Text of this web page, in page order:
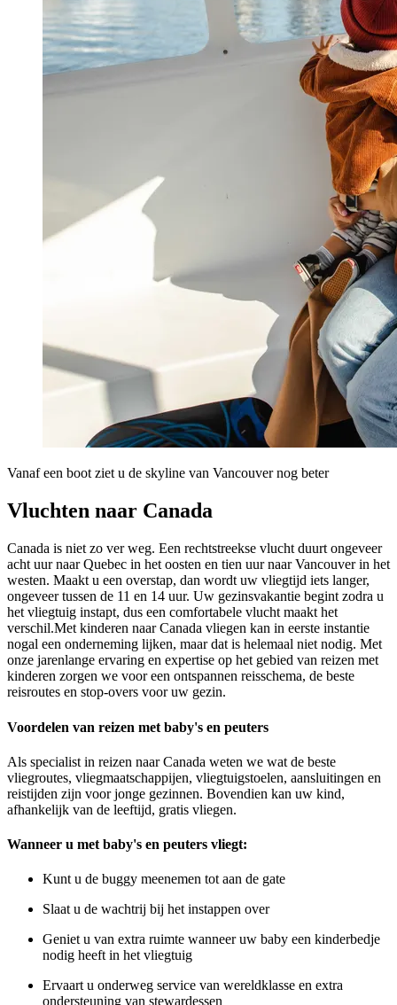
Vanaf een boot ziet u de skyline van Vancouver nog beter
Vluchten naar Canada
Canada is niet zo ver weg. Een rechtstreekse vlucht duurt ongeveer
acht uur naar Quebec in het oosten en tien uur naar Vancouver in het
westen. Maakt u een overstap, dan wordt uw vliegtijd iets langer,
ongeveer tussen de 11 en 14 uur. Uw gezinsvakantie begint zodra u
het vliegtuig instapt, dus een comfortabele vlucht maakt het
verschil.Met kinderen naar Canada vliegen kan in eerste instantie
nogal een onderneming lijken, maar dat is helemaal niet nodig. Met
onze jarenlange ervaring en expertise op het gebied van reizen met
kinderen zorgen we voor een ontspannen reisschema, de beste
reisroutes en stop-overs voor uw gezin.
Voordelen van reizen met baby's en peuters
Als specialist in reizen naar Canada weten we wat de beste
vliegroutes, vliegmaatschappijen, vliegtuigstoelen, aansluitingen en
reistijden zijn voor jonge gezinnen. Bovendien kan uw kind,
afhankelijk van de leeftijd, gratis vliegen.
Wanneer u met baby's en peuters vliegt:
Kunt u de buggy meenemen tot aan de gate
Slaat u de wachtrij bij het instappen over
Geniet u van extra ruimte wanneer uw baby een kinderbedje
nodig heeft in het vliegtuig
Ervaart u onderweg service van wereldklasse en extra
ondersteuning van stewardessen